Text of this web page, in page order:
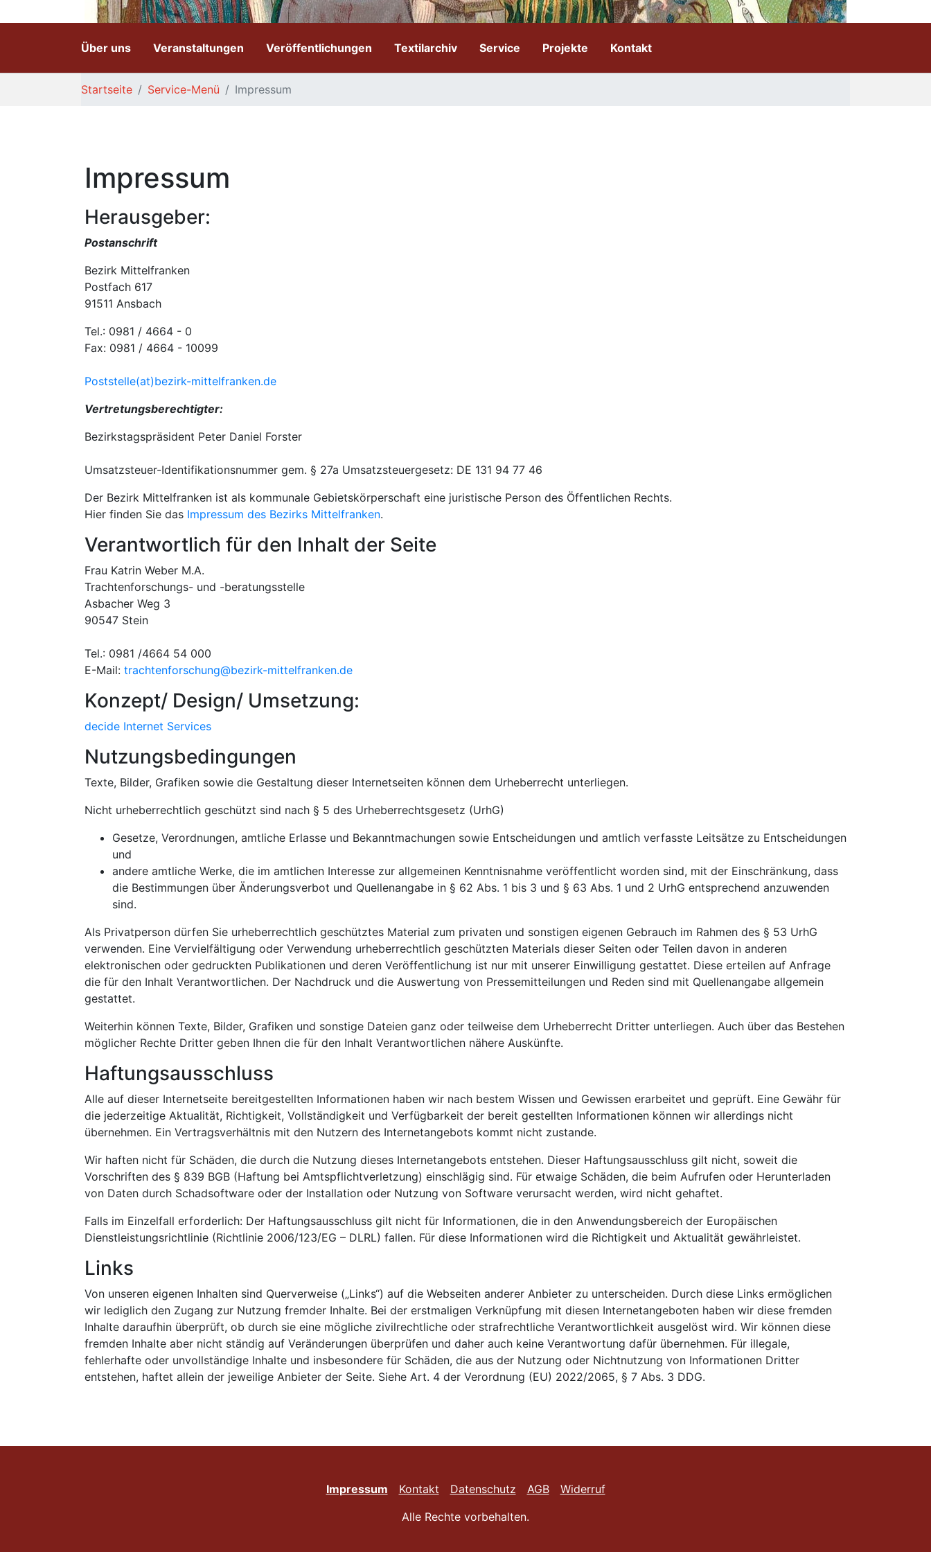
Über uns Veranstaltungen Veröffentlichungen Textilarchiv Service Projekte Kontakt
Startseite Service-Menü Impressum
Impressum
Herausgeber:
Postanschrift
Bezirk Mittelfranken
Postfach 617
91511 Ansbach
Tel.: 0981 / 4664 - 0
Fax: 0981 / 4664 - 10099
Poststelle(at)bezirk-mittelfranken.de
Vertretungsberechtigter:
Bezirkstagspräsident Peter Daniel Forster
Umsatzsteuer-Identifikationsnummer gem. § 27a Umsatzsteuergesetz: DE 131 94 77 46
Der Bezirk Mittelfranken ist als kommunale Gebietskörperschaft eine juristische Person des Öffentlichen Rechts.
Hier finden Sie das Impressum des Bezirks Mittelfranken.
Verantwortlich für den Inhalt der Seite
Frau Katrin Weber M.A.
Trachtenforschungs- und -beratungsstelle
Asbacher Weg 3
90547 Stein
Tel.: 0981 /4664 54 000
E-Mail: trachtenforschung@bezirk-mittelfranken.de
Konzept/ Design/ Umsetzung:
decide Internet Services
Nutzungsbedingungen
Texte, Bilder, Grafiken sowie die Gestaltung dieser Internetseiten können dem Urheberrecht unterliegen.
Nicht urheberrechtlich geschützt sind nach § 5 des Urheberrechtsgesetz (UrhG)
Gesetze, Verordnungen, amtliche Erlasse und Bekanntmachungen sowie Entscheidungen und amtlich verfasste Leitsätze zu Entscheidungen
und
andere amtliche Werke, die im amtlichen Interesse zur allgemeinen Kenntnisnahme veröffentlicht worden sind, mit der Einschränkung, dass
die Bestimmungen über Änderungsverbot und Quellenangabe in § 62 Abs. 1 bis 3 und § 63 Abs. 1 und 2 UrhG entsprechend anzuwenden
sind.
Als Privatperson dürfen Sie urheberrechtlich geschütztes Material zum privaten und sonstigen eigenen Gebrauch im Rahmen des § 53 UrhG
verwenden. Eine Vervielfältigung oder Verwendung urheberrechtlich geschützten Materials dieser Seiten oder Teilen davon in anderen
elektronischen oder gedruckten Publikationen und deren Veröffentlichung ist nur mit unserer Einwilligung gestattet. Diese erteilen auf Anfrage
die für den Inhalt Verantwortlichen. Der Nachdruck und die Auswertung von Pressemitteilungen und Reden sind mit Quellenangabe allgemein
gestattet.
Weiterhin können Texte, Bilder, Grafiken und sonstige Dateien ganz oder teilweise dem Urheberrecht Dritter unterliegen. Auch über das Bestehen
möglicher Rechte Dritter geben Ihnen die für den Inhalt Verantwortlichen nähere Auskünfte.
Haftungsausschluss
Alle auf dieser Internetseite bereitgestellten Informationen haben wir nach bestem Wissen und Gewissen erarbeitet und geprüft. Eine Gewähr für
die jederzeitige Aktualität, Richtigkeit, Vollständigkeit und Verfügbarkeit der bereit gestellten Informationen können wir allerdings nicht
übernehmen. Ein Vertragsverhältnis mit den Nutzern des Internetangebots kommt nicht zustande.
Wir haften nicht für Schäden, die durch die Nutzung dieses Internetangebots entstehen. Dieser Haftungsausschluss gilt nicht, soweit die
Vorschriften des § 839 BGB (Haftung bei Amtspflichtverletzung) einschlägig sind. Für etwaige Schäden, die beim Aufrufen oder Herunterladen
von Daten durch Schadsoftware oder der Installation oder Nutzung von Software verursacht werden, wird nicht gehaftet.
Falls im Einzelfall erforderlich: Der Haftungsausschluss gilt nicht für Informationen, die in den Anwendungsbereich der Europäischen
Dienstleistungsrichtlinie (Richtlinie 2006/123/EG – DLRL) fallen. Für diese Informationen wird die Richtigkeit und Aktualität gewährleistet.
Links
Von unseren eigenen Inhalten sind Querverweise („Links“) auf die Webseiten anderer Anbieter zu unterscheiden. Durch diese Links ermöglichen
wir lediglich den Zugang zur Nutzung fremder Inhalte. Bei der erstmaligen Verknüpfung mit diesen Internetangeboten haben wir diese fremden
Inhalte daraufhin überprüft, ob durch sie eine mögliche zivilrechtliche oder strafrechtliche Verantwortlichkeit ausgelöst wird. Wir können diese
fremden Inhalte aber nicht ständig auf Veränderungen überprüfen und daher auch keine Verantwortung dafür übernehmen. Für illegale,
fehlerhafte oder unvollständige Inhalte und insbesondere für Schäden, die aus der Nutzung oder Nichtnutzung von Informationen Dritter
entstehen, haftet allein der jeweilige Anbieter der Seite. Siehe Art. 4 der Verordnung (EU) 2022/2065, § 7 Abs. 3 DDG.
Impressum Kontakt Datenschutz AGB
Widerruf
Alle Rechte vorbehalten.